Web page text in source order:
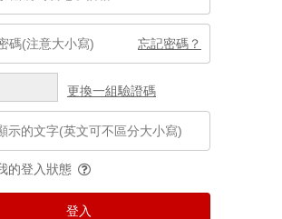
忘記密碼？
更換一組驗證碼
的登入狀態